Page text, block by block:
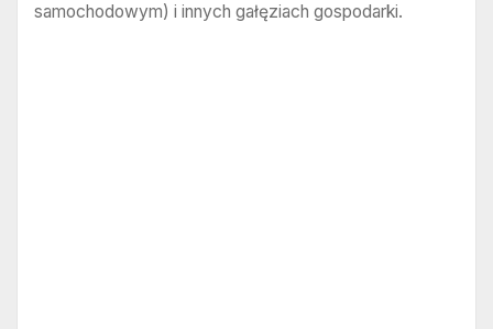
samochodowym) i innych gałęziach gospodarki.